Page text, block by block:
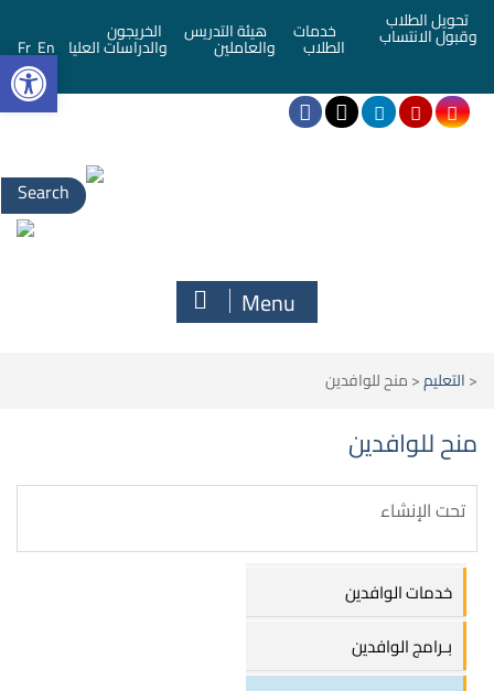
تحويل الطلاب
وقبول الانتساب خدمات
الطلاب
هيئة التدريس
والعاملين
الخريجون
والدراسات العليا En
Fr
Menu
<التعليم<منح للوافدين
منح للوافدين
تحت الإنشاء
خدمات الوافدين
بـرامج الوافدين